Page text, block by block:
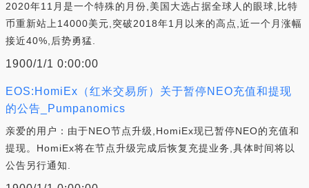
2020年11月是一个特殊的月份,美国大选占据全球人的眼球,比特
币重新站上14000美元,突破2018年1月以来的高点,近一个月涨幅
接近40%,后势勇猛.
1900/1/1 0:00:00
EOS:HomiEx（红米交易所）关于暂停NEO充值和提现
的公告_Pumpanomics
亲爱的用户：由于NEO节点升级,HomiEx现已暂停NEO的充值和
提现。HomiEx将在节点升级完成后恢复充提业务,具体时间将以
公告另行通知.